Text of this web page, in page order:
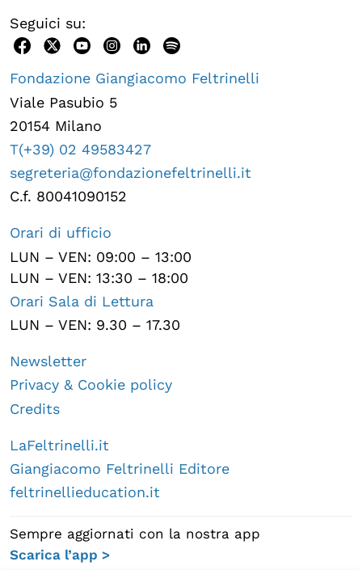
Seguici su:
Fondazione Giangiacomo Feltrinelli
Viale Pasubio 5
20154 Milano
T(+39) 02 49583427
segreteria@fondazionefeltrinelli.it
C.f. 80041090152
Orari di ufficio
LUN – VEN: 09:00 – 13:00
LUN – VEN: 13:30 – 18:00
Orari Sala di Lettura
LUN – VEN: 9.30 – 17.30
Newsletter
Privacy & Cookie policy
Credits
LaFeltrinelli.it
Giangiacomo Feltrinelli Editore
feltrinellieducation.it
Sempre aggiornati con la nostra app
Scarica l’app >